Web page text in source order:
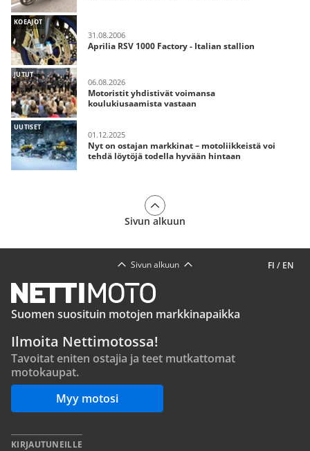
KOEAJOT
31.08.2006
Aprilia RSV 1000 Factory - Italian stallion
JUTUT
06.08.2026
Motoristit yhdistivät voimansa
koulukiusaamista vastaan
UUTISET
01.12.2025
Nyt on ostajan markkinat – motoliikkeistä voi
tehdä löytöjä todella hyvään hintaan
Sivun alkuun
FI / EN
Sivun alkuun
Suomen suosituin motojen markkinapaikka
Ilmoita Nettimotossa!
Tavoitat eniten ostajia ja teet mutkattomat
motokaupat.
Myy motosi
KIRJAUTUNEILLE